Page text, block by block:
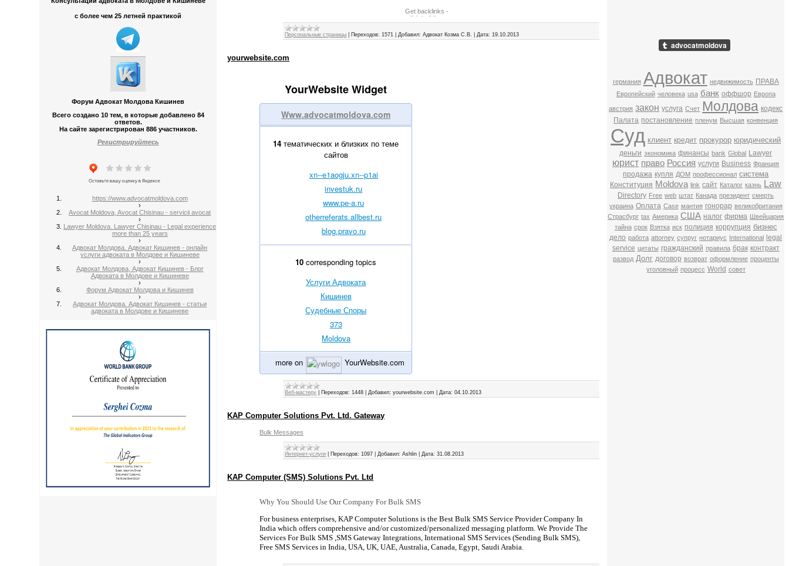
с более чем 25 летней практикой
Форум Адвокат Молдова Кишинев
Всего создано 10 тем, в которые добавлено 84
ответов.
На сайте зарегистрирован 886 участников.
Регистрируйтесь
https://www.advocatmoldova.com
›
Avocat Moldova, Avocat Chisinau - servicii avocat
›
Lawyer Moldova. Lawyer Chisinau - Legal experience
more than 25 years
›
Адвокат Молдова. Адвокат Кишинев - онлайн
услуги адвоката в Молдове и Кишиневе
›
Адвокат Молдова, Адвокат Кишинев - Блог
Адвоката в Молдове и Кишиневе
›
Форум Адвокат Молдова и Кишинев
›
Адвокат Молдова. Адвокат Кишинев - статьи
адвоката в Молдове и Кишиневе
Персональные страницы Переходов: 1571 Добавил: Адвокат Козма С.В. Дата: 19.10.2013
yourwebsite.com
YourWebsite Widget
Www.advocatmoldova.com
14 тематических и близких по теме
сайтов
xn--e1aogju.xn--p1ai
investuk.ru
www.pe-a.ru
otherreferats.allbest.ru
blog.pravo.ru
10 corresponding topics
Услуги Адвоката
Кишинев
Судебные Споры
373
Moldova
YourWebsite.com
more on
Веб-мастеру Переходов: 1448 Добавил: yourwebsite.com Дата: 04.10.2013
KAP Computer Solutions Pvt. Ltd. Gateway
Bulk Messages
Интернет-услуги Переходов: 1097 Добавил: Ashlin Дата: 31.08.2013
KAP Computer (SMS) Solutions Pvt. Ltd
Why You Should Use Our Company For Bulk SMS
For business enterprises, KAP Computer Solutions is the Best Bulk SMS Service Provider Company In
India which offers comprehensive and/or customized/personalized messaging platform. We Provide The
Services For Bulk SMS ,SMS Gateway Integrations, International SMS Services (Sending Bulk SMS),
Free SMS Services in India, USA, UK, UAE, Australia, Canada, Egypt, Saudi Arabia.
германия Адвокат недвижимость ПРАВА
Европейский человека usa банк оффшор Европа
австрия закон услуга Счет Молдова кодекс
Палата постановление пленум Высшая конвенция
Суд клиент кредит прокурор юридический
деньги экономика финансы bank Global Lawyer
юрист право Россия услуги Business Франция
продажа купля ДОМ профессионал система
Конституция Moldova link сайт Каталог казнь Law
Directory Free web штат Канада президент смерть
украина Оплата Case мантия гонорар великобритания
Страсбург tax Америка США налог фирма Швейцария
тайна срок Взятка иск полиция коррупция бизнес
дело работа attorney супруг нотариус International legal
service цитаты гражданский правила брак контракт
развод Долг договор возврат оформление проценты
уголовный процесс World совет